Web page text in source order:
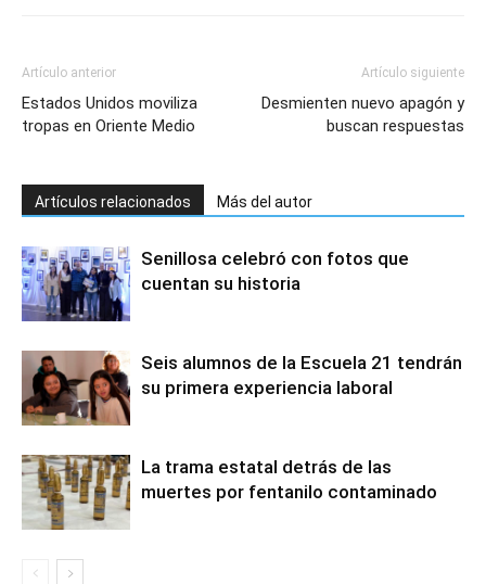
Artículo anterior
Estados Unidos moviliza
tropas en Oriente Medio
Artículo siguiente
Desmienten nuevo apagón y
buscan respuestas
Artículos relacionados Más del autor
Senillosa celebró con fotos que
cuentan su historia
Seis alumnos de la Escuela 21 tendrán
su primera experiencia laboral
La trama estatal detrás de las
muertes por fentanilo contaminado